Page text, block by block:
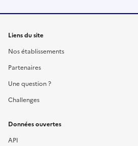
Liens du site
Nos établissements
Partenaires
Une question ?
Challenges
Données ouvertes
API